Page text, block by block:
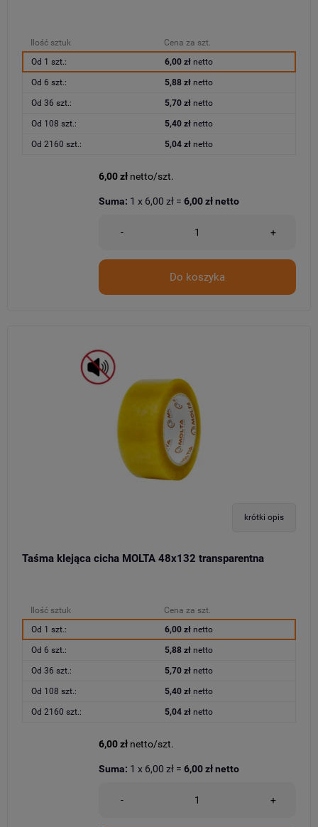
Ilość sztuk
Cena za szt.
Od 1 szt.:
6,00 złnetto
Od 6 szt.: 5,88 złnetto
Od 36 szt.: 5,70 złnetto
Od 108 szt.: 5,40 złnetto
Od 2160 szt.: 5,04 złnetto
6,00 zł netto/szt.
- +
Do koszyka
Suma: 1 x 6,00 zł = 6,00 złnetto
krótki opis
Taśma klejąca cicha MOLTA 48x132 transparentna
Ilość sztuk
Cena za szt.
Od 1 szt.:
6,00 złnetto
Od 6 szt.: 5,88 złnetto
Od 36 szt.: 5,70 złnetto
Od 108 szt.: 5,40 złnetto
Od 2160 szt.: 5,04 złnetto
6,00 zł netto/szt.
- +
Suma: 1 x 6,00 zł = 6,00 złnetto